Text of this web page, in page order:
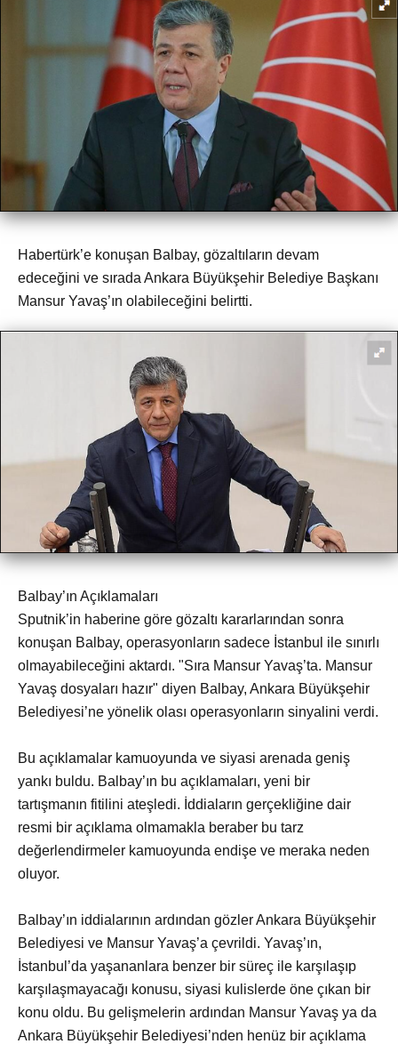
Habertürk’e konuşan Balbay, gözaltıların devam
edeceğini ve sırada Ankara Büyükşehir Belediye Başkanı
Mansur Yavaş’ın olabileceğini belirtti.
Balbay’ın Açıklamaları
Sputnik’in haberine göre gözaltı kararlarından sonra
konuşan Balbay, operasyonların sadece İstanbul ile sınırlı
olmayabileceğini aktardı. "Sıra Mansur Yavaş’ta. Mansur
Yavaş dosyaları hazır" diyen Balbay, Ankara Büyükşehir
Belediyesi’ne yönelik olası operasyonların sinyalini verdi.
Bu açıklamalar kamuoyunda ve siyasi arenada geniş
yankı buldu. Balbay’ın bu açıklamaları, yeni bir
tartışmanın fitilini ateşledi. İddiaların gerçekliğine dair
resmi bir açıklama olmamakla beraber bu tarz
değerlendirmeler kamuoyunda endişe ve meraka neden
oluyor.
Balbay’ın iddialarının ardından gözler Ankara Büyükşehir
Belediyesi ve Mansur Yavaş’a çevrildi. Yavaş’ın,
İstanbul’da yaşananlara benzer bir süreç ile karşılaşıp
karşılaşmayacağı konusu, siyasi kulislerde öne çıkan bir
konu oldu. Bu gelişmelerin ardından Mansur Yavaş ya da
Ankara Büyükşehir Belediyesi’nden henüz bir açıklama